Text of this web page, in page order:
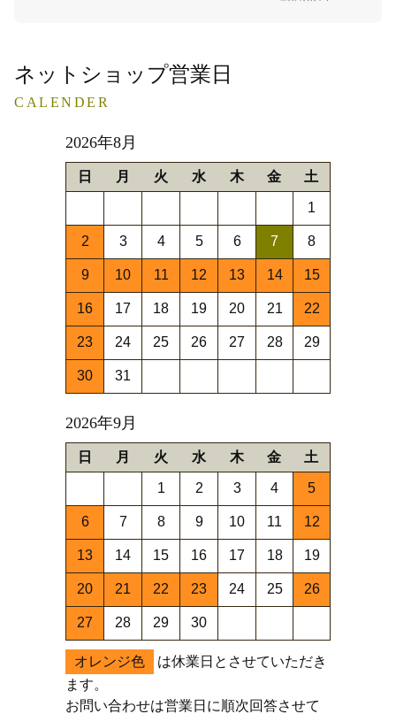
ネットショップ営業日
CALENDER
2026年8月
日 月 火 水 木 金 土
1
2 3 4 5 6 7 8
9 10 11 12 13 14 15
16 17 18 19 20 21 22
23 24 25 26 27 28 29
30 31
2026年9月
日 月 火 水 木 金 土
1 2 3 4 5
6 7 8 9 10 11 12
13 14 15 16 17 18 19
20 21 22 23 24 25 26
27 28 29 30
オレンジ色
は休業日とさせていただき
ます。
お問い合わせは営業日に順次回答させて